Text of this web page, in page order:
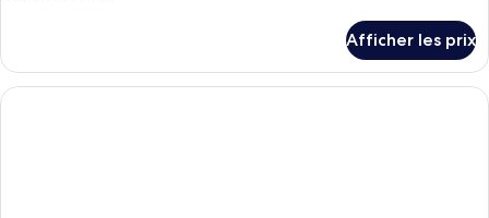
de
chambre :
Chambre,
lit
Afficher les prix